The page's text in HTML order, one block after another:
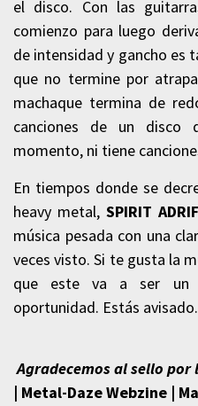
el disco. Con las
comienzo para luego
de intensidad y gancho es
que no termine por
machaque termina de
canciones de un disco
momento, ni tiene
En tiempos donde se
heavy metal,SPIRIT
música pesada con una
veces visto. Si te gusta la
que este va a ser un
oportunidad. Estás avisado.
Agradecemos al sello
| Metal-Daze Webzine |